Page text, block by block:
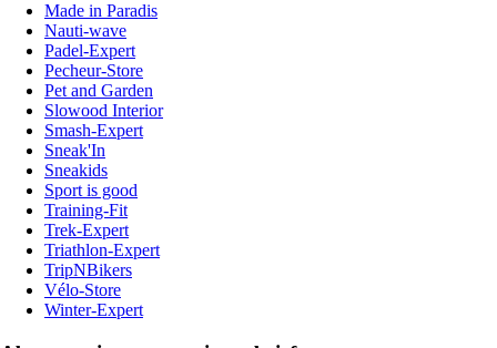
Made in Paradis
Nauti-wave
Padel-Expert
Pecheur-Store
Pet and Garden
Slowood Interior
Smash-Expert
Sneak'In
Sneakids
Sport is good
Training-Fit
Trek-Expert
Triathlon-Expert
TripNBikers
Vélo-Store
Winter-Expert